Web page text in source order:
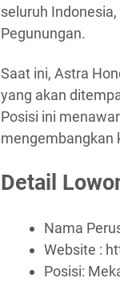
seluruh
Pegunungan.
Saat ini, Astra
yang akan
Posisi ini
mengembangkan
Detail
Nama
Website :
Posisi: